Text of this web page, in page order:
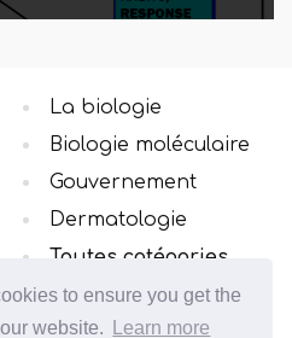
to ensure you get the
website.
Learn more
des concepts dans le
La biologie
Biologie moléculaire
Gouvernement
Dermatologie
Toutes catégories